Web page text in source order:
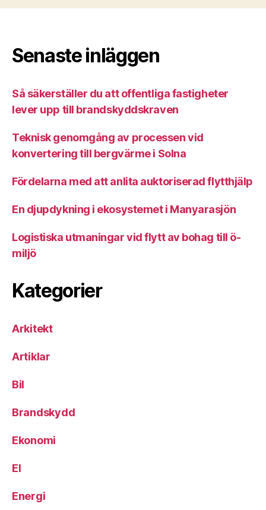
Senaste inläggen
Så säkerställer du att offentliga fastigheter
lever upp till brandskyddskraven
Teknisk genomgång av processen vid
konvertering till bergvärme i Solna
Fördelarna med att anlita auktoriserad flytthjälp
En djupdykning i ekosystemet i Manyarasjön
Logistiska utmaningar vid flytt av bohag till ö-
miljö
Kategorier
Arkitekt
Artiklar
Bil
Brandskydd
Ekonomi
El
Energi